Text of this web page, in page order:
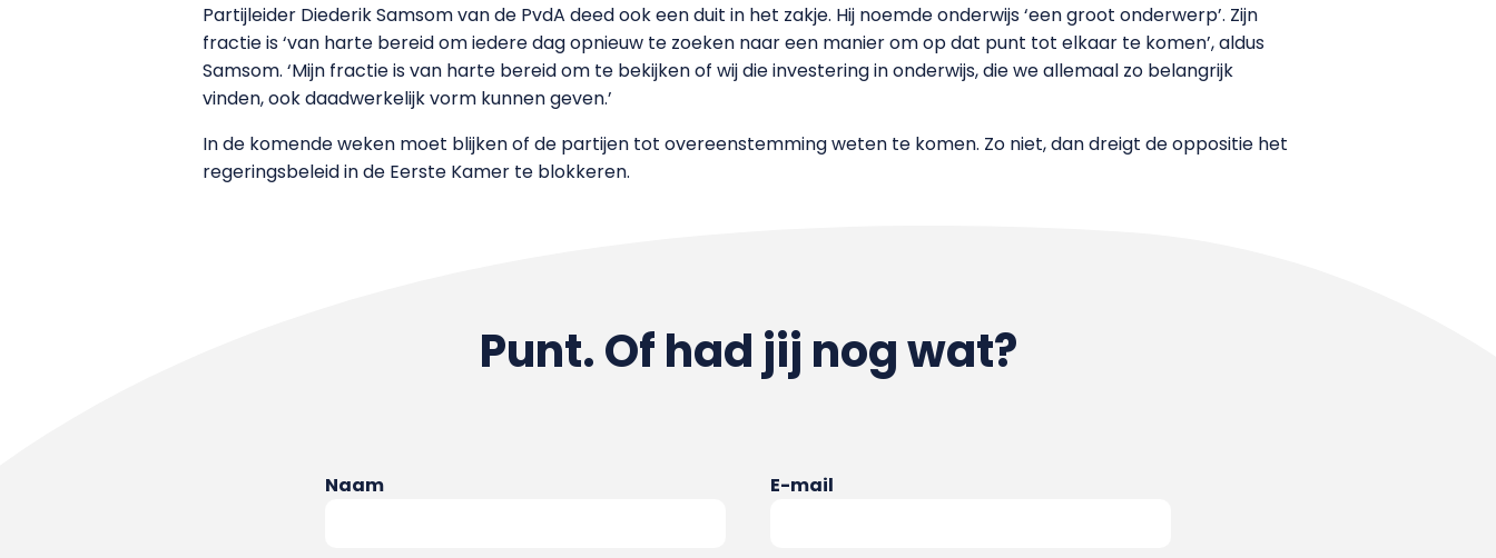
Partijleider Diederik Samsom van de PvdA deed ook een duit in het zakje. Hij noemde onderwijs ‘een groot onderwerp’. Zijn
fractie is ‘van harte bereid om iedere dag opnieuw te zoeken naar een manier om op dat punt tot elkaar te komen’, aldus
Samsom. ‘Mijn fractie is van harte bereid om te bekijken of wij die investering in onderwijs, die we allemaal zo belangrijk
vinden, ook daadwerkelijk vorm kunnen geven.’
In de komende weken moet blijken of de partijen tot overeenstemming weten te komen. Zo niet, dan dreigt de oppositie het
regeringsbeleid in de Eerste Kamer te blokkeren.
Punt. Of had jij nog wat?
Naam E-mail